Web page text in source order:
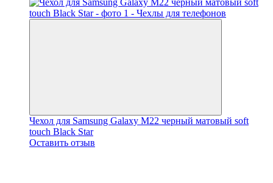
Чехол для Samsung Galaxy M22 черный матовый soft
touch Black Star
Оставить отзыв